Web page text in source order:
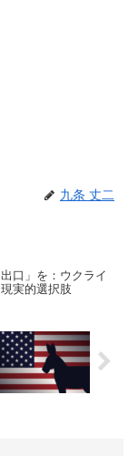
九条 丈二
口」を：ウクライ
実的選択肢